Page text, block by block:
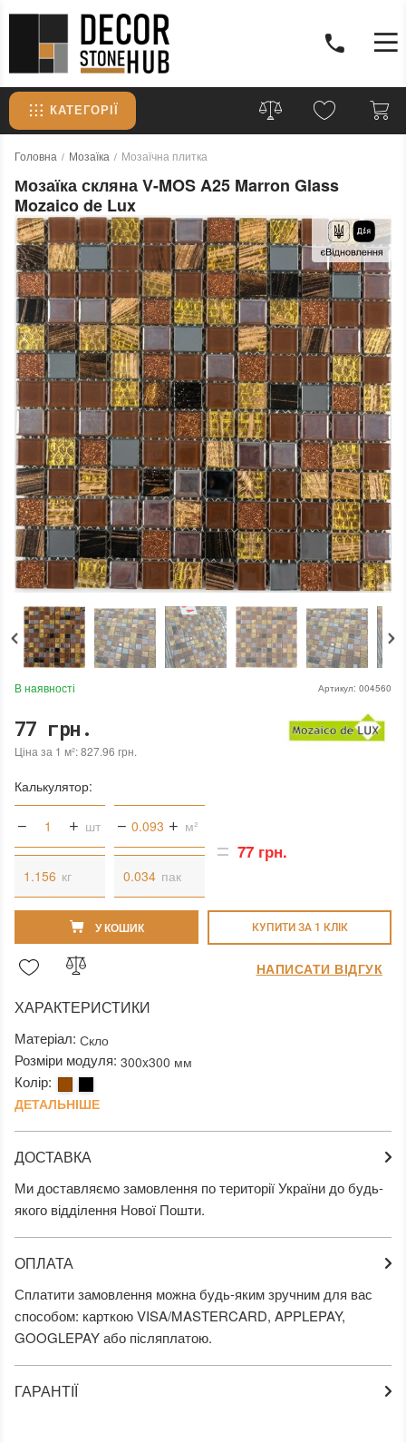
КАТЕГОРІЇ
Головна Мозаїка Мозаїчна плитка
Мозаїка скляна V-MOS A25 Marron Glass
Mozaico de Lux
Артикул: 004560
В наявності
77 грн.
Ціна за 1 м²: 827.96 грн.
Калькулятор:
шт м²
кг пак
77 грн.
У КОШИК КУПИТИ ЗА 1 КЛIК
ХАРАКТЕРИСТИКИ
Матеріал: Скло
Розміри модуля: 300x300 мм
Колір:
ДЕТАЛЬНІШЕ
ДОСТАВКА
Ми доставляємо замовлення по території України до будь-
якого відділення Нової Пошти.
ОПЛАТА
Сплатити замовлення можна будь-яким зручним для вас
способом: карткою VISA/MASTERCARD, APPLEPAY,
GOOGLEPAY або післяплатою.
ГАРАНТІЇ
НАПИСАТИ ВІДГУК